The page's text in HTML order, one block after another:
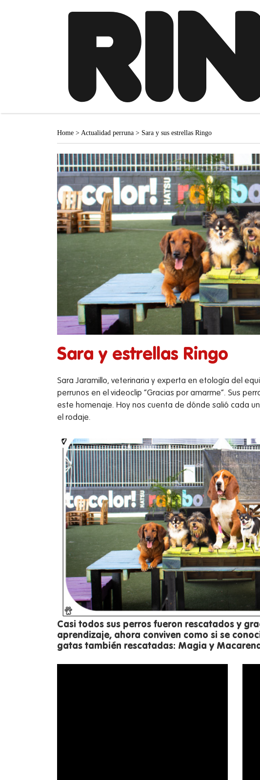
Home > Actualidad perruna > Sara y sus estrellas Ringo
Sara y estrellas Ringo
Sara Jaramillo, veterinaria y experta en etología del
perrunos en el videoclip “Gracias por amarme”. Sus
este homenaje. Hoy nos cuenta de dónde salió cada
el rodaje.
Casi todos sus perros fueron rescatados y
aprendizaje, ahora conviven como si se
gatas también rescatadas: Magia y